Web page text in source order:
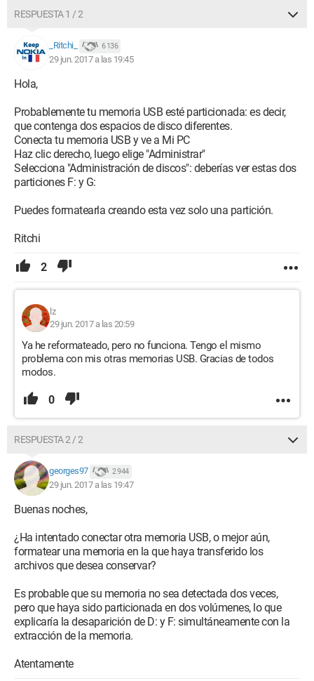
RESPUESTA 1 / 2
_Ritchi_ 6 136
29 jun. 2017 a las 19:45
Hola,
Probablemente tu memoria USB esté particionada: es decir,
que contenga dos espacios de disco diferentes.
Conecta tu memoria USB y ve a Mi PC
Haz clic derecho, luego elige "Administrar"
Selecciona "Administración de discos": deberías ver estas dos
particiones F: y G:
Puedes formatearla creando esta vez solo una partición.
Ritchi
2
lz
29 jun. 2017 a las 20:59
Ya he reformateado, pero no funciona. Tengo el mismo
problema con mis otras memorias USB. Gracias de todos
modos.
0
RESPUESTA 2 / 2
georges97 2 944
29 jun. 2017 a las 19:47
Buenas noches,
¿Ha intentado conectar otra memoria USB, o mejor aún,
formatear una memoria en la que haya transferido los
archivos que desea conservar?
Es probable que su memoria no sea detectada dos veces,
pero que haya sido particionada en dos volúmenes, lo que
explicaría la desaparición de D: y F: simultáneamente con la
extracción de la memoria.
Atentamente